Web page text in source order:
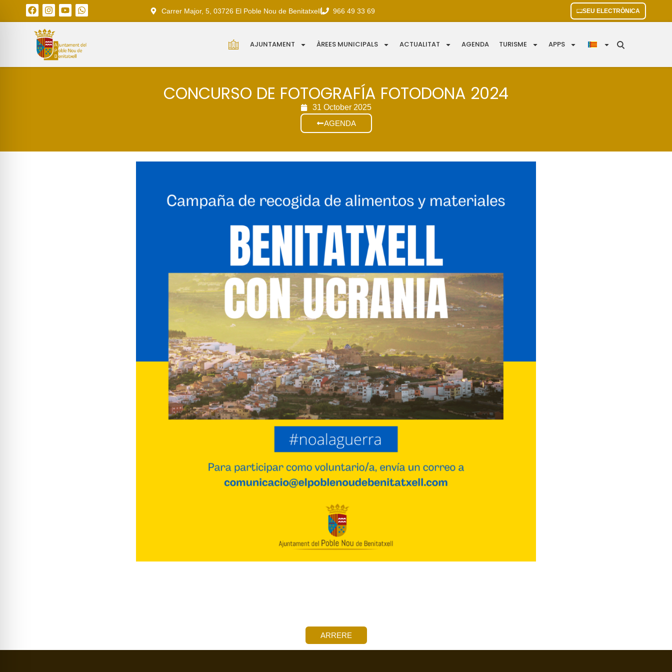
Carrer Major, 5, 03726 El Poble Nou de Benitatxell 966 49 33 69 SEU ELECTRÒNICA
AJUNTAMENT ÀREES MUNICIPALS ACTUALITAT AGENDA TURISME APPS
CONCURSO DE FOTOGRAFÍA FOTODONA 2024
31 October 2025
AGENDA
ARRERE